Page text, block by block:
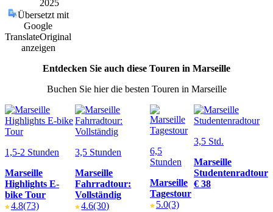
2025
Übersetzt mit
Google
TranslateOriginal
anzeigen
Entdecken Sie auch diese Touren in Marseille
Buchen Sie hier die besten Touren in Marseille
1,5-2 Stunden
Marseille
Highlights E-
bike Tour
4.8(73)
3,5 Stunden
Marseille
Fahrradtour:
Vollständig
4.6(30)
6,5
Stunden
Marseille
Tagestour
5.0(3)
3,5 Std.
Marseille
Studentenradtour
€ 38